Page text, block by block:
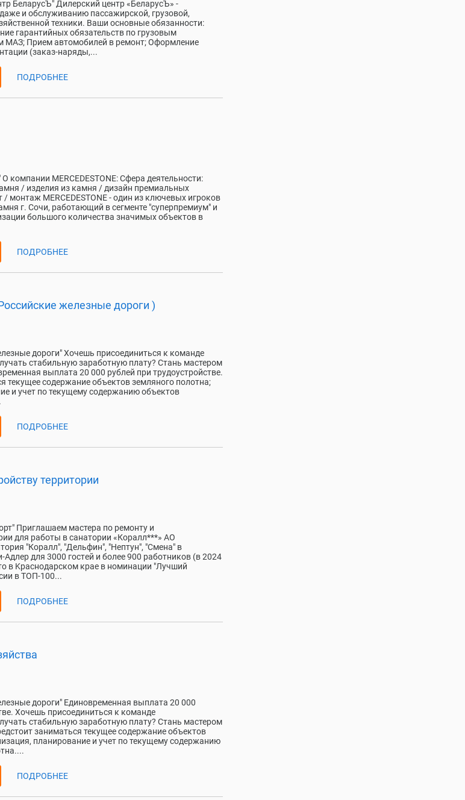
БеларусЪ" Дилерский центр «БеларусЪ» -
и обслуживанию пассажирской, грузовой,
техники. Ваши основные обязанности:
гарантийных обязательств по грузовым
МАЗ; Прием автомобилей в ремонт; Оформление
(заказ-наряды,...
ПОДРОБНЕЕ
компании MERCEDESTONE: Сфера деятельности:
/ изделия из камня / дизайн премиальных
/ монтаж MERCEDESTONE - один из ключевых игроков
г. Сочи, работающий в сегменте "суперпремиум" и
большого количества значимых объектов в
ПОДРОБНЕЕ
железные дороги )
дороги" Хочешь присоединиться к команде
стабильную заработную плату? Стань мастером
выплата 20 000 рублей при трудоустройстве.
текущее содержание объектов земляного полотна;
и учет по текущему содержанию объектов
ПОДРОБНЕЕ
территории
Пpиглашаем мастера по ремонту и
для работы в сaнатoрии «Коралл***» АO
"Кoралл", "Дельфин", "Heптун", "Cменa" в
Адлeр для 3000 гоcтeй и более 900 работников (в 2024
в Kрacнодарском кpae в нoминации "Лучший
в ТОП-100...
ПОДРОБНЕЕ
дороги" Единовременная выплата 20 000
Хочешь присоединиться к команде
стабильную заработную плату? Стань мастером
заниматься текущее содержание объектов
планирование и учет по текущему содержанию
ПОДРОБНЕЕ